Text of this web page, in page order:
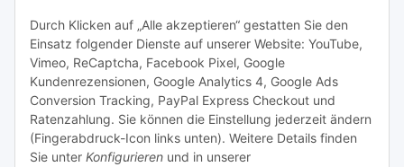
Durch Klicken auf „Alle akzeptieren“ gestatten Sie den
Einsatz folgender Dienste auf unserer Website: YouTube,
Vimeo, ReCaptcha, Facebook Pixel, Google
Kundenrezensionen, Google Analytics 4, Google Ads
Conversion Tracking, PayPal Express Checkout und
Ratenzahlung. Sie können die Einstellung jederzeit ändern
(Fingerabdruck-Icon links unten). Weitere Details finden
Sie unter Konfigurieren und in unserer
Informationen
Gesetzliche Informationen
Zahlungsmöglichkeiten